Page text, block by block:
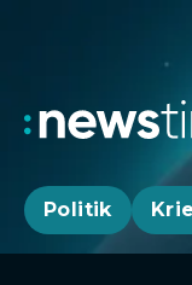
Politik